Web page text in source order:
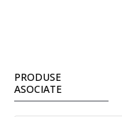
PRODUSE
ASOCIATE